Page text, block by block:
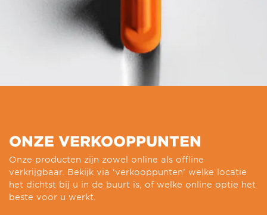
ONZE VERKOOPPUNTEN
Onze producten zijn zowel online als offline
verkrijgbaar. Bekijk via ‘verkooppunten’ welke locatie
het dichtst bij u in de buurt is, of welke online optie het
beste voor u werkt.